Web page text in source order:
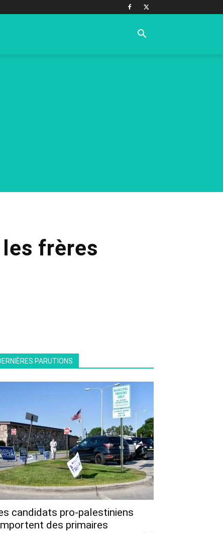
les frères
PARUTIONS
candidats pro-palestiniens
des primaires